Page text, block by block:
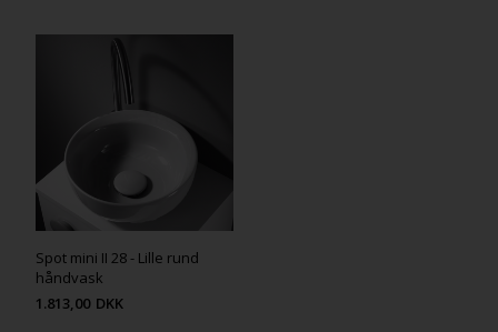
Spot mini II 28 - Lille rund
håndvask
1.813,00 DKK